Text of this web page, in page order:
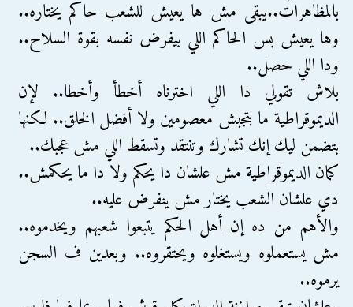
بالمظاهرات..يبقى مش ها يعيش للشعب حاكم يختاره..
وها يعيش بس الحاكم اللي بيفرض نفسه بقوة السلاح..
ودا اللي حصل..
بلاش تقولي دا اللي اخترناه أخطأ وأخطا.. لإن
الديموقراطية ما بتجبش معصومين ولا أفضل الخلق.. لكنها
بتضمن ليك إنك تشارك وتنتقد وتسقط اللي مش عجبك..
كمان الديموقراطية مش علشان دا يحكم ولا دا ما يحكمش..
دي علشان الشعب يختار مش ينفرض عليه..
والأهم من ده إن أهل الحكم يتبعوا شعبهم ويخدموه..
مش يستعملوه ويستغلوه ويحتقروه.. وبعدين ف السجن
يرموه..